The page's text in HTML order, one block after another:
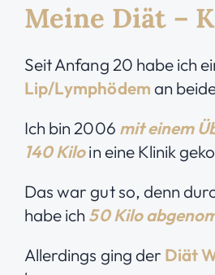
Meine Diät –
Seit Anfang 20 habe ich
Lip/Lymphödem an
Ich bin 2006 mit einem
140 Kiloin eine Klinik
Das war gut so, denn
habe ich 50 Kilo
Allerdings ging der Diät